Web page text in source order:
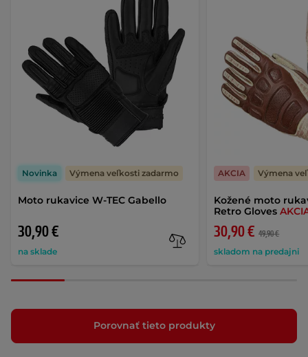
Moto rukavice W-TEC Gabello
30,90 €
na sklade
Novinka Výmena veľkosti zadarmo
Kožené moto
Retro Gloves
30,90 € 49,90 €
skladom na predajni
AKCIA Výmena
Porovnať tieto produkty